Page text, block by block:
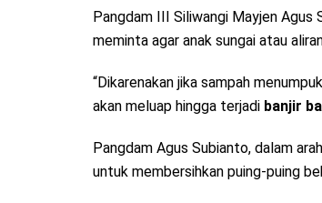
Pangdam III Siliwangi Mayjen Agus
meminta agar anak sungai atau
“Dikarenakan jika sampah
akan meluap hingga terjadi banjir
Pangdam Agus Subianto, dalam
untuk membersihkan puing-puing